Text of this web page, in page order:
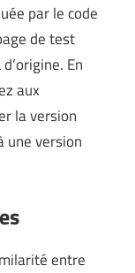
par le code
de test
En
aux
la version
une version
entre